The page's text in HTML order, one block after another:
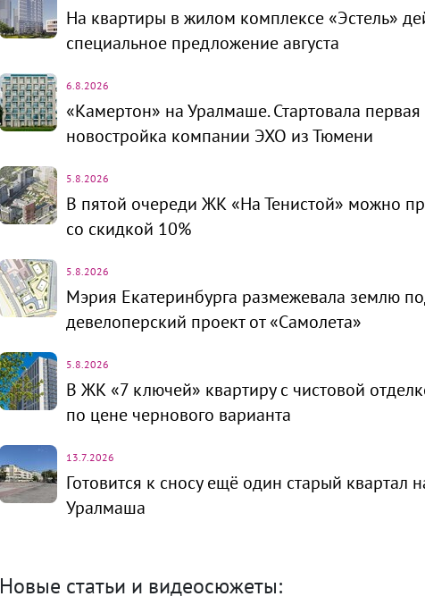
На квартиры в жилом комплексе «Эстель»
специальное предложение августа
6.8.2026
«Камертон» на Уралмаше. Стартовала первая
новостройка компании ЭХО из Тюмени
5.8.2026
В пятой очереди ЖК «На Тенистой» можно
со скидкой 10%
5.8.2026
Мэрия Екатеринбурга размежевала землю
девелоперский проект от «Самолета»
5.8.2026
В ЖК «7 ключей» квартиру с чистовой
по цене чернового варианта
13.7.2026
Готовится к сносу ещё один старый квартал
Уралмаша
Новые статьи и видеосюжеты: